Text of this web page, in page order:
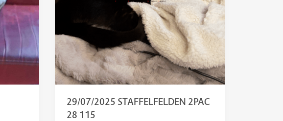
29/07/2025 STAFFELFELDEN 2PAC
28 115